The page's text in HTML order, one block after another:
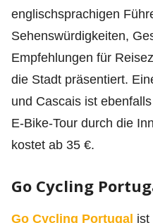
englischsprachigen
Sehenswürdigkeiten,
Empfehlungen für
die Stadt präsentiert.
und Cascais ist
E-Bike-Tour durch die
kostet ab 35 €.
Go Cycling
Go Cycling Portugal ist